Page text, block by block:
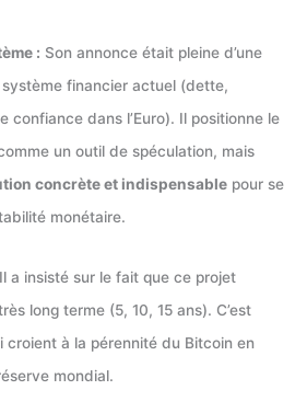
: Son annonce était pleine d’une
financier actuel (dette,
confiance dans l’Euro). Il positionne le
un outil de spéculation, mais
concrète et indispensable pour se
monétaire.
Il a insisté sur le fait que ce projet
long terme (5, 10, 15 ans). C’est
croient à la pérennité du Bitcoin en
mondial.